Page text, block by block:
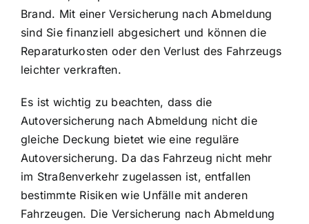
Brand. Mit einer Versicherung nach Abmeldung
sind Sie finanziell abgesichert und können die
Reparaturkosten oder den Verlust des Fahrzeugs
leichter verkraften.
Es ist wichtig zu beachten, dass die
Autoversicherung nach Abmeldung nicht die
gleiche Deckung bietet wie eine reguläre
Autoversicherung. Da das Fahrzeug nicht mehr
im Straßenverkehr zugelassen ist, entfallen
bestimmte Risiken wie Unfälle mit anderen
Fahrzeugen. Die Versicherung nach Abmeldung